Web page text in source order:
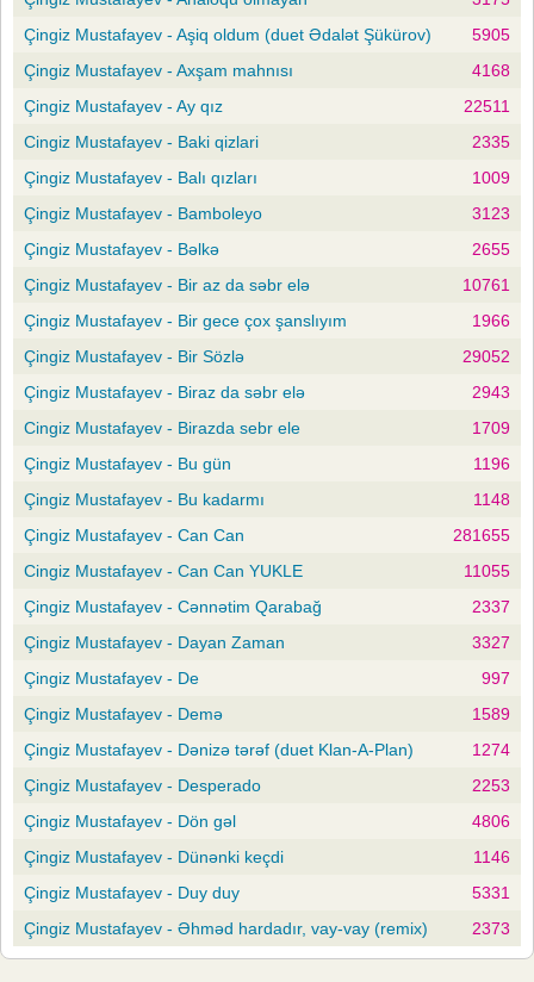
Çingiz Mustafayev - Aşiq oldum (duet Ədalət Şükürov)
5905
Çingiz Mustafayev - Axşam mahnısı
4168
Çingiz Mustafayev - Ay qız
22511
Cingiz Mustafayev - Baki qizlari
2335
Çingiz Mustafayev - Balı qızları
1009
Çingiz Mustafayev - Bamboleyo
3123
Çingiz Mustafayev - Bəlkə
2655
Çingiz Mustafayev - Bir az da səbr elə
10761
Çingiz Mustafayev - Bir gece çox şanslıyım
1966
Çingiz Mustafayev - Bir Sözlə
29052
Çingiz Mustafayev - Biraz da səbr elə
2943
Cingiz Mustafayev - Birazda sebr ele
1709
Çingiz Mustafayev - Bu gün
1196
Çingiz Mustafayev - Bu kadarmı
1148
Çingiz Mustafayev - Can Can
281655
Cingiz Mustafayev - Can Can YUKLE
11055
Çingiz Mustafayev - Cənnətim Qarabağ
2337
Çingiz Mustafayev - Dayan Zaman
3327
Çingiz Mustafayev - De
997
Çingiz Mustafayev - Demə
1589
Çingiz Mustafayev - Dənizə tərəf (duet Klan-A-Plan)
1274
Çingiz Mustafayev - Desperado
2253
Çingiz Mustafayev - Dön gəl
4806
Çingiz Mustafayev - Dünənki keçdi
1146
Çingiz Mustafayev - Duy duy
5331
Çingiz Mustafayev - Əhməd hardadır, vay-vay (remix)
2373